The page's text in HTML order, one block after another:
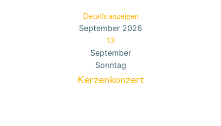
Details anzeigen
September 2026
13
September
Sonntag
Kerzenkonzert